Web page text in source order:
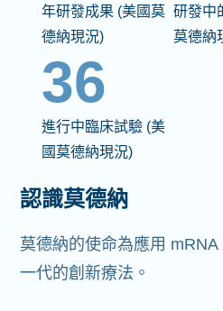
年研發成果 (美國莫
德納現況)
研發中
莫德納
36
進行中臨床試驗 (美
國莫德納現況)
認識莫德納
莫德納的使命為應用
一代的創新療法。